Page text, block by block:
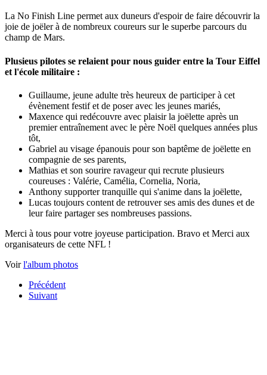
La No Finish Line permet aux duneurs d'espoir de faire découvrir la
joie de joëler à de nombreux coureurs sur le superbe parcours du
champ de Mars.
Plusieus pilotes se relaient pour nous guider entre la Tour Eiffel
et l'école militaire :
Guillaume, jeune adulte très heureux de participer à cet
évènement festif et de poser avec les jeunes mariés,
Maxence qui redécouvre avec plaisir la joëlette après un
premier entraînement avec le père Noël quelques années plus
tôt,
Gabriel au visage épanouis pour son baptême de joëlette en
compagnie de ses parents,
Mathias et son sourire ravageur qui recrute plusieurs
coureuses : Valérie, Camélia, Cornelia, Noria,
Anthony supporter tranquille qui s'anime dans la joëlette,
Lucas toujours content de retrouver ses amis des dunes et de
leur faire partager ses nombreuses passions.
Merci à tous pour votre joyeuse participation. Bravo et Merci aux
organisateurs de cette NFL !
Voirl'album photos
Précédent
Suivant